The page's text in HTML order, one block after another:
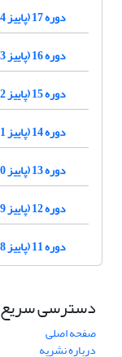
دوره 17 (پاییز 1394-1393)
دوره 16 (پاییز 1393-1392)
دوره 15 (پاییز 1392-1391)
دوره 14 (پاییز 1391-1390)
دوره 13 (پاییز 1390-1389)
دوره 12 (پاییز 1389-1388)
دوره 11 (پاییز 1388-1387)
دسترسی سریع
صفحه اصلی
درباره نشریه